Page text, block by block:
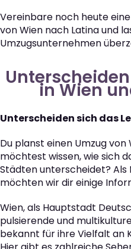
Vereinbare noch heute
von Wien nach Latina und
Umzugsunternehmen
in Wien
Unterscheiden sich das
Du planst einen Umzug von
möchtest wissen, wie sich
Städten unterscheidet? Als
möchten wir dir einige
Wien, als Hauptstadt
pulsierende und
bekannt für ihre Vielfalt an